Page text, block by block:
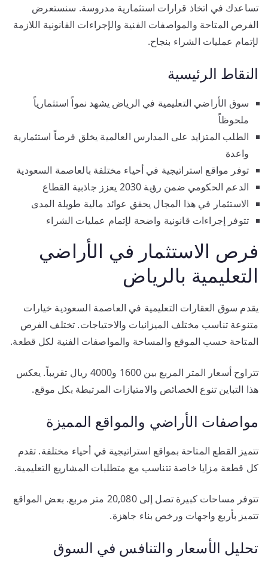
تساعدك في اتخاذ قرارات استثمارية مدروسة. سنستعرض
الفرص المتاحة والمواصفات الفنية والإجراءات القانونية اللازمة
لإتمام عمليات الشراء بنجاح.
النقاط الرئيسية
سوق الأراضي التعليمية في الرياض يشهد نمواً استثمارياً
ملحوظاً
الطلب المتزايد على المدارس العالمية يخلق فرصاً استثمارية
واعدة
توفر مواقع استراتيجية في أحياء مختلفة بالعاصمة السعودية
الدعم الحكومي ضمن رؤية 2030 يعزز جاذبية القطاع
الاستثمار في هذا المجال يحقق عوائد مالية طويلة المدى
تتوفر إجراءات قانونية واضحة لإتمام عمليات الشراء
فرص الاستثمار في الأراضي
التعليمية بالرياض
يقدم سوق العقارات التعليمية في العاصمة السعودية خيارات
متنوعة تناسب مختلف الميزانيات والاحتياجات. تختلف الفرص
المتاحة حسب الموقع والمساحة والمواصفات الفنية لكل قطعة.
تتراوح أسعار المتر المربع بين 1600 و4000 ريال تقريباً. يعكس
هذا التباين تنوع الخصائص والامتيازات المرتبطة بكل موقع.
مواصفات الأراضي والمواقع المميزة
تتميز القطع المتاحة بمواقع استراتيجية في أحياء مختلفة. تقدم
كل قطعة مزايا خاصة تتناسب مع متطلبات المشاريع التعليمية.
تتوفر مساحات كبيرة تصل إلى 20,080 متر مربع. بعض المواقع
تتميز بأربع واجهات ورخص بناء جاهزة.
تحليل الأسعار والتنافس في السوق